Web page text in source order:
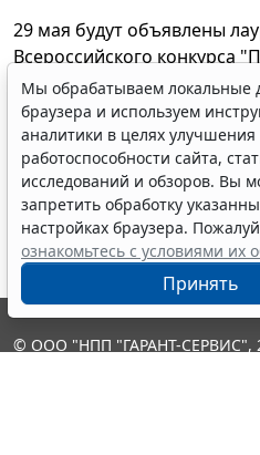
29 мая будут объявлены
Всероссийского конкурса
27 мая 2026
AI-ассистент Искра
техническую документацию
28 апреля 2026
"ГАРАНТ Электронный
вебинар по работе с AI-
23 апреля 2026
Мы обрабатываем локальные
браузера и используем
аналитики в целях
работоспособности сайта,
исследований и обзоров. Вы
запретить обработку
настройках браузера.
ознакомьтесь с условиями их
Принять
© ООО "НПП "ГАРАНТ-СЕРВИС",